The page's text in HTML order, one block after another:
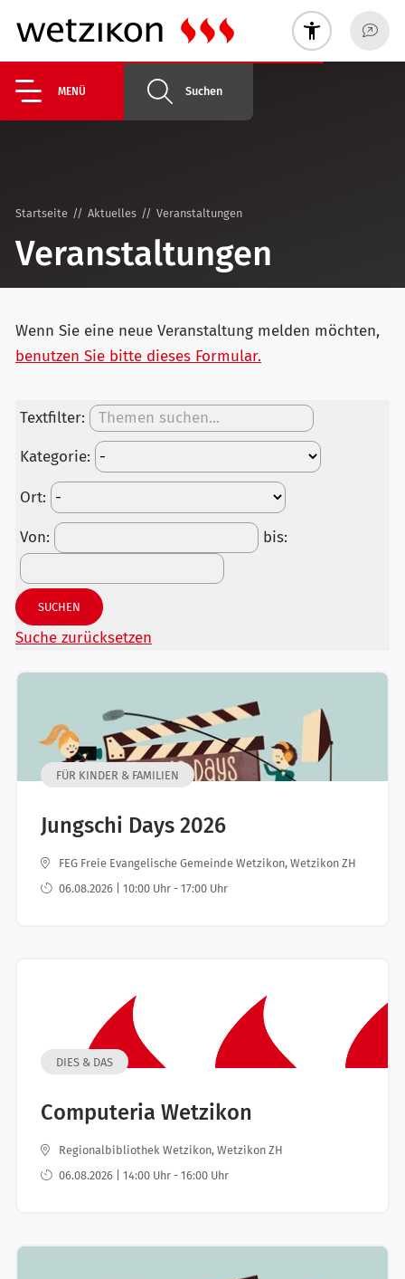
MENÜ Suchen
Startseite Aktuelles Veranstaltungen
Veranstaltungen
Wenn Sie eine neue Veranstaltung melden möchten,
benutzen Sie bitte dieses Formular.
Textfilter:
Kategorie:
Ort:
Von: bis:
SUCHEN
Suche zurücksetzen
FÜR KINDER & FAMILIEN
Jungschi Days 2026
FEG Freie Evangelische Gemeinde Wetzikon, Wetzikon ZH
06.08.2026 | 10:00 Uhr - 17:00 Uhr
DIES & DAS
Computeria Wetzikon
Regionalbibliothek Wetzikon, Wetzikon ZH
06.08.2026 | 14:00 Uhr - 16:00 Uhr